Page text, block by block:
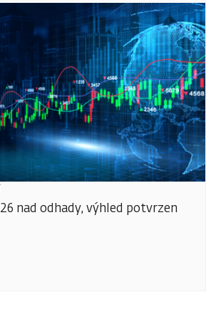
nad odhady, výhled potvrzen